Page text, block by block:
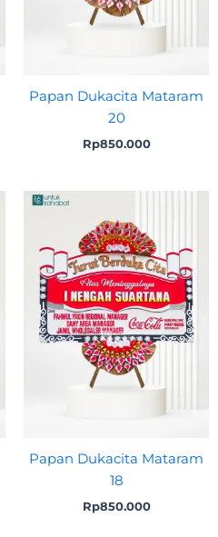
Papan Dukacita Mataram
20
Rp850.000
Papan Dukacita Mataram
18
Rp850.000